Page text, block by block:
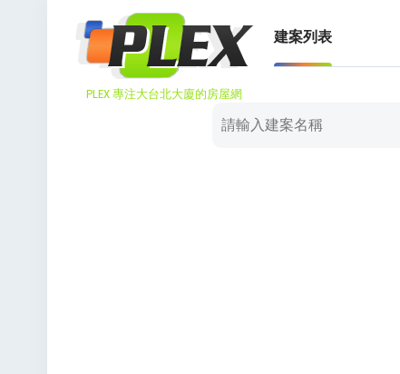
PLEX 專注大台北大廈的房屋網
建案列表